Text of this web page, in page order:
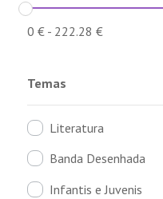
0 €- 222.28 €
Temas
Literatura
Banda Desenhada
Infantis e Juvenis